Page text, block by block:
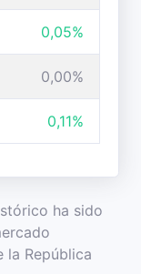
0,05%
0,00%
0,11%
ha sido
la República